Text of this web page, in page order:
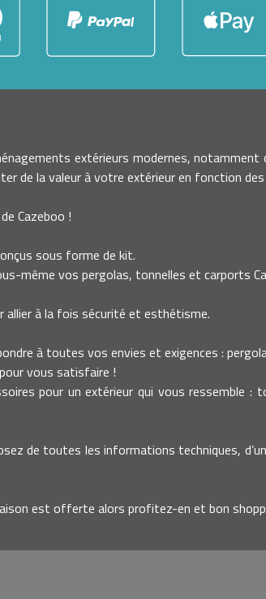
extérieurs modernes,
de la valeur à votre extérieur en fonction
Cazeboo !
sous forme de kit.
même vos pergolas, tonnelles et carports
allier à la fois sécurité et esthétisme.
à toutes vos envies et exigences :
vous satisfaire !
pour un extérieur qui vous
de toutes les informations techniques,
est offerte alors profitez-en et bon